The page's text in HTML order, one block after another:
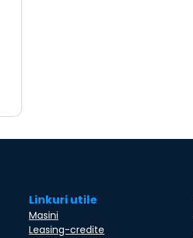
Linkuri utile
Masini
Leasing-credite